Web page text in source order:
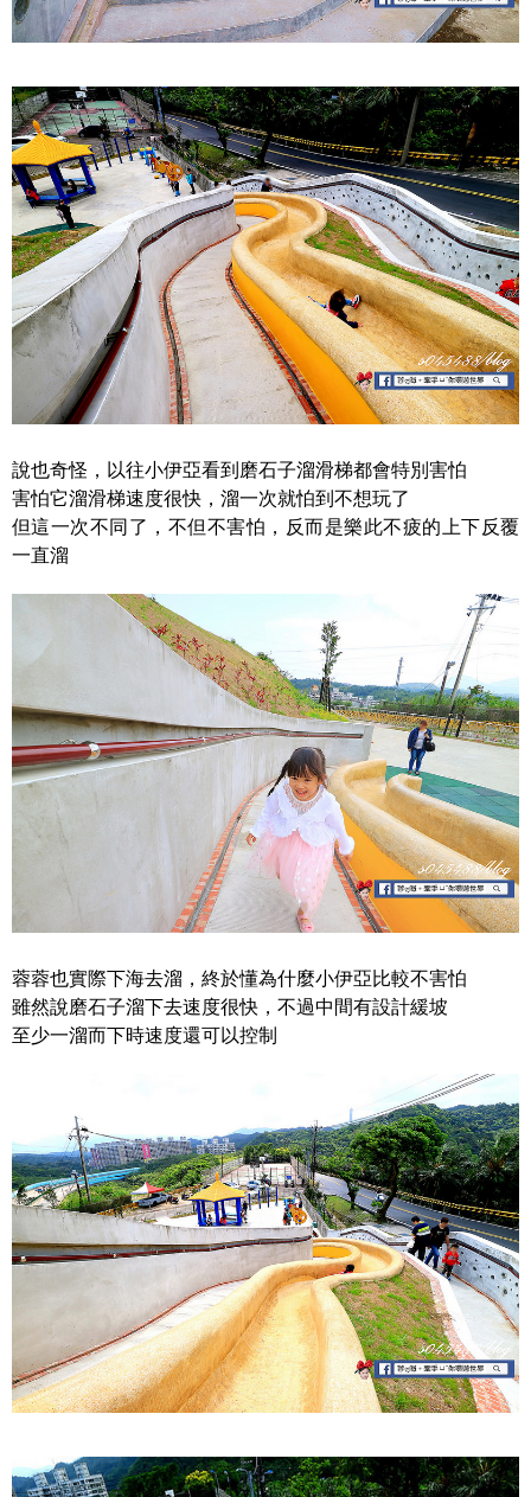
說也奇怪，以往小伊亞看到磨石子溜滑梯都會特別害怕
害怕它溜滑梯速度很快，溜一次就怕到不想玩了
但這一次不同了，不但不害怕，反而是樂此不疲的上下反覆
一直溜
蓉蓉也實際下海去溜，終於懂為什麼小伊亞比較不害怕
雖然說磨石子溜下去速度很快，不過中間有設計緩坡
至少一溜而下時速度還可以控制